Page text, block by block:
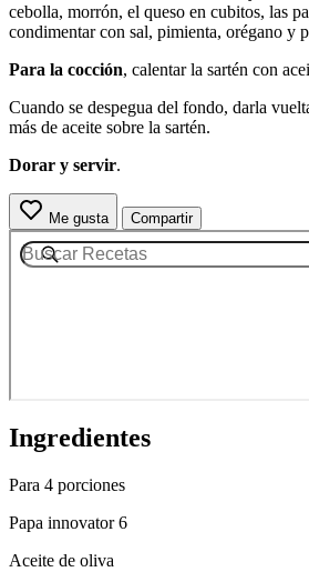
cebolla, morrón, el queso en cubitos, las
condimentar con sal, pimienta, orégano y
Para la cocción, calentar la sartén con
Cuando se despegua del fondo, darla
más de aceite sobre la sartén.
Dorar y servir.
Me gusta Compartir
Ingredientes
Para 4 porciones
Papa innovator 6
Aceite de oliva